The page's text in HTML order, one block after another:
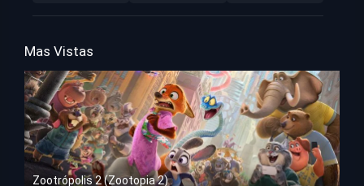
Mas Vistas
Zootrópolis 2 (Zootopia 2)